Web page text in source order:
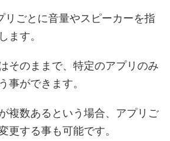
ごとに音量やスピーカーを指
ます。
そのままで、特定のアプリのみ
事ができます。
複数あるという場合、アプリご
更する事も可能です。